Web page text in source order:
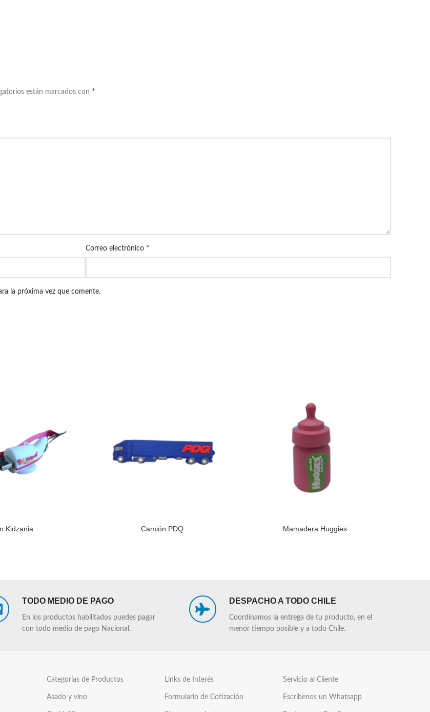
están marcados con *
Correo electrónico *
la próxima vez que comente.
Kidzania Camión PDQ Mamadera Huggies
TODO MEDIO DE PAGO
En los productos habilitados puedes pagar
con todo medio de pago Nacional.
DESPACHO A TODO CHILE
Coordinamos la entrega de tu producto, en el
menor tiempo posible y a todo Chile.
Categorías de Productos
Asado y vino
Links de Interés
Formulario de Cotización
Servicio al Cliente
Escríbenos un Whatsapp